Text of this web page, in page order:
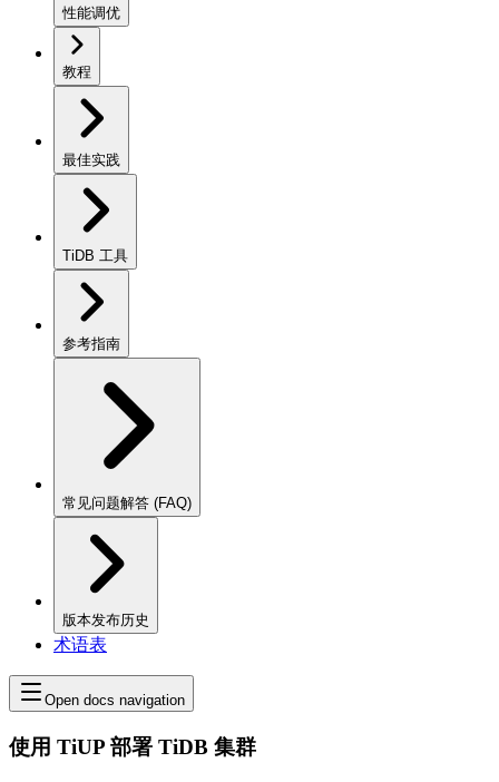
性能调优
教程
最佳实践
TiDB 工具
参考指南
常见问题解答 (FAQ)
版本发布历史
术语表
Open docs navigation
使用 TiUP 部署 TiDB 集群